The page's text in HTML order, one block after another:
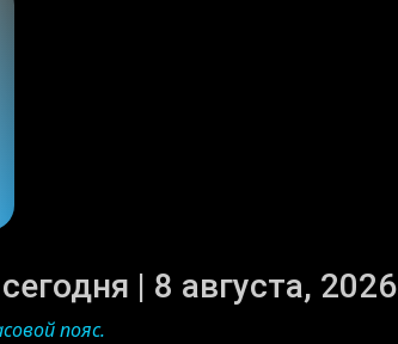
| 8 августа, 2026
пояс.